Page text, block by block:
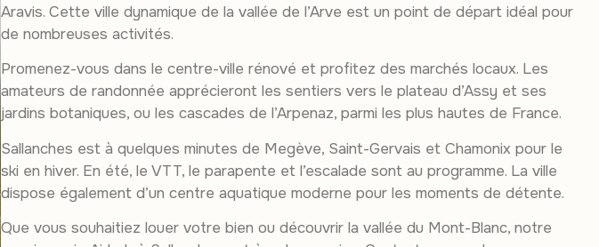
Aravis. Cette ville dynamique de la vallée de l’Arve est un point de départ idéal pour
de nombreuses activités.
Promenez-vous dans le centre-ville rénové et profitez des marchés locaux. Les
amateurs de randonnée apprécieront les sentiers vers le plateau d’Assy et ses
jardins botaniques, ou les cascades de l’Arpenaz, parmi les plus hautes de France.
Sallanches est à quelques minutes de Megève, Saint-Gervais et Chamonix pour le
ski en hiver. En été, le VTT, le parapente et l’escalade sont au programme. La ville
dispose également d’un centre aquatique moderne pour les moments de détente.
Que vous souhaitiez louer votre bien ou découvrir la vallée du Mont-Blanc, notre